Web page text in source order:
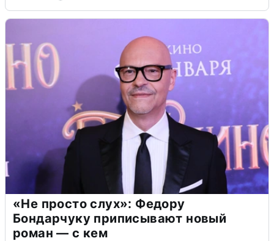
«Не просто слух»: Федору
Бондарчуку приписывают новый
роман — с кем